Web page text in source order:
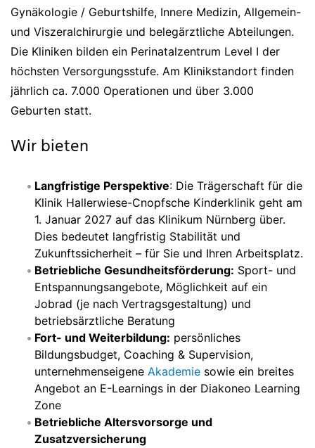
Gynäkologie / Geburtshilfe, Innere Medizin, Allgemein-
und Viszeralchirurgie und belegärztliche Abteilungen.
Die Kliniken bilden ein Perinatalzentrum Level I der
höchsten Versorgungsstufe. Am Klinikstandort finden
jährlich ca. 7.000 Operationen und über 3.000
Geburten statt.
Wir bieten
Langfristige Perspektive: Die Trägerschaft für die
Klinik Hallerwiese-Cnopfsche Kinderklinik geht am
1. Januar 2027 auf das Klinikum Nürnberg über.
Dies bedeutet langfristig Stabilität und
Zukunftssicherheit – für Sie und Ihren Arbeitsplatz.
Betriebliche Gesundheitsförderung: Sport- und
Entspannungsangebote, Möglichkeit auf ein
Jobrad (je nach Vertragsgestaltung) und
betriebsärztliche Beratung
Fort- und Weiterbildung: persönliches
Bildungsbudget, Coaching & Supervision,
unternehmenseigene Akademie sowie ein breites
Angebot an E-Learnings in der Diakoneo Learning
Zone
Betriebliche Altersvorsorge und
Zusatzversicherung